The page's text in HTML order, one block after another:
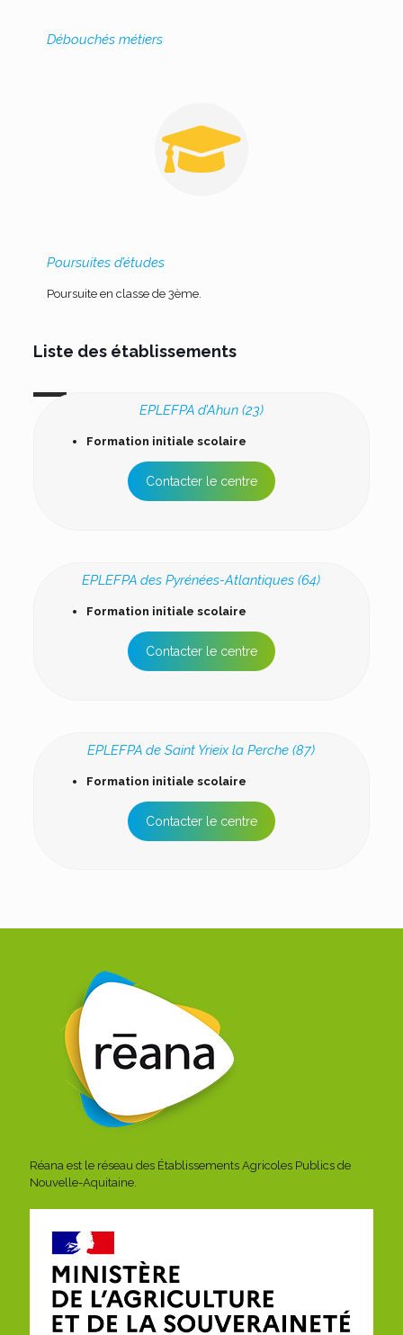
Débouchés métiers
Poursuites d’études
Poursuite en classe de 3ème.
Liste des établissements
EPLEFPA d’Ahun (23)
Formation initiale scolaire
Contacter le centre
EPLEFPA des Pyrénées-Atlantiques (64)
Formation initiale scolaire
Contacter le centre
EPLEFPA de Saint Yrieix la Perche (87)
Formation initiale scolaire
Contacter le centre
Réana est le réseau des Établissements Agricoles Publics de
Nouvelle-Aquitaine.